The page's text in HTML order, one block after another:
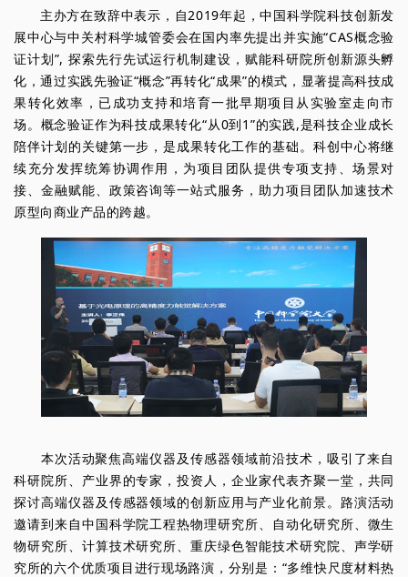
主办方在致辞中表示，自2019年起，中国科学院科技创新发
展中心与中关村科学城管委会在国内率先提出并实施“CAS概念验
证计划”, 探索先行先试运行机制建设，赋能科研院所创新源头孵
化，通过实践先验证“概念”再转化“成果”的模式，显著提高科技成
果转化效率，已成功支持和培育一批早期项目从实验室走向市
场。概念验证作为科技成果转化“从0到1”的实践,是科技企业成长
陪伴计划的关键第一步，是成果转化工作的基础。科创中心将继
续充分发挥统筹协调作用，为项目团队提供专项支持、场景对
接、金融赋能、政策咨询等一站式服务，助力项目团队加速技术
原型向商业产品的跨越。
本次活动聚焦高端仪器及传感器领域前沿技术，吸引了来自
科研院所、产业界的专家，投资人，企业家代表齐聚一堂，共同
探讨高端仪器及传感器领域的创新应用与产业化前景。路演活动
邀请到来自中国科学院工程热物理研究所、自动化研究所、微生
物研究所、计算技术研究所、重庆绿色智能技术研究院、声学研
究所的六个优质项目进行现场路演，分别是：“多维快尺度材料热